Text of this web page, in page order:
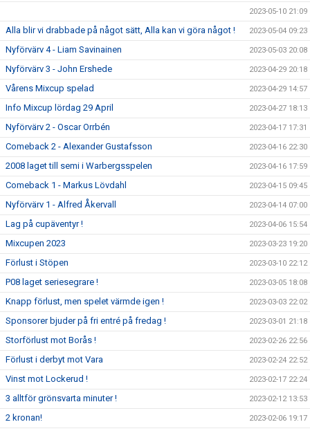
2023-05-10 21:09
Alla blir vi drabbade på något sätt, Alla kan vi göra något ! 2023-05-04 09:23
Nyförvärv 4 - Liam Savinainen 2023-05-03 20:08
Nyförvärv 3 - John Ershede 2023-04-29 20:18
Vårens Mixcup spelad 2023-04-29 14:57
Info Mixcup lördag 29 April 2023-04-27 18:13
Nyförvärv 2 - Oscar Orrbén 2023-04-17 17:31
Comeback 2 - Alexander Gustafsson 2023-04-16 22:30
2008 laget till semi i Warbergsspelen 2023-04-16 17:59
Comeback 1 - Markus Lövdahl 2023-04-15 09:45
Nyförvärv 1 - Alfred Åkervall 2023-04-14 07:00
Lag på cupäventyr ! 2023-04-06 15:54
Mixcupen 2023 2023-03-23 19:20
Förlust i Stöpen 2023-03-10 22:12
P08 laget seriesegrare ! 2023-03-05 18:08
Knapp förlust, men spelet värmde igen ! 2023-03-03 22:02
Sponsorer bjuder på fri entré på fredag ! 2023-03-01 21:18
Storförlust mot Borås ! 2023-02-26 22:56
Förlust i derbyt mot Vara 2023-02-24 22:52
Vinst mot Lockerud ! 2023-02-17 22:24
3 alltför grönsvarta minuter ! 2023-02-12 13:53
2 kronan! 2023-02-06 19:17